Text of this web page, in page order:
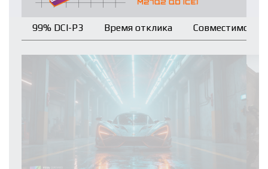
99% DCI-P3 Время отклика Совместимость